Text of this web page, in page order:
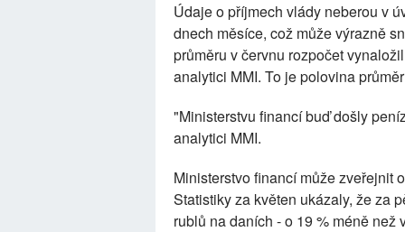
Údaje o příjmech vlády neberou v
dnech měsíce, což může výrazně
průměru v červnu rozpočet
analytici MMI. To je polovina
"Ministerstvu financí buď došly
analytici MMI.
Ministerstvo financí může zveřejnit
Statistiky za květen ukázaly, že za
rublů na daních - o 19 % méně než